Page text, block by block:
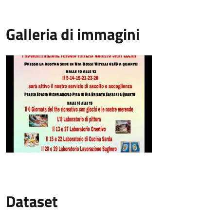
Galleria di immagini
Dataset